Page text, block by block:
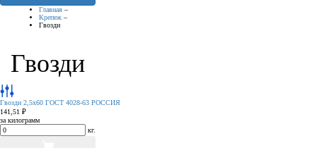
Главная –
Крепеж –
Гвозди
Гвозди
Гвозди 2,5х60 ГОСТ 4028-63 РОССИЯ
141,51 ₽
за килограмм
кг.